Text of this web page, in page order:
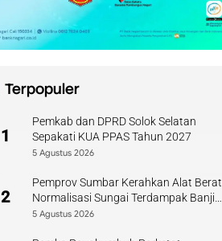
Terpopuler
1
Pemkab dan DPRD Solok Selatan
Sepakati KUA PPAS Tahun 2027
5 Agustus 2026
2
Pemprov Sumbar Kerahkan Alat Berat
Normalisasi Sungai Terdampak Banjir
Kuranji
5 Agustus 2026